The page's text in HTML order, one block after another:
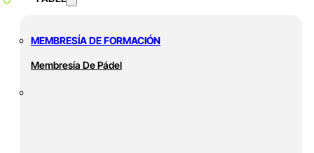
MEMBRESÍA DE FORMACIÓN
Membresía De Pádel